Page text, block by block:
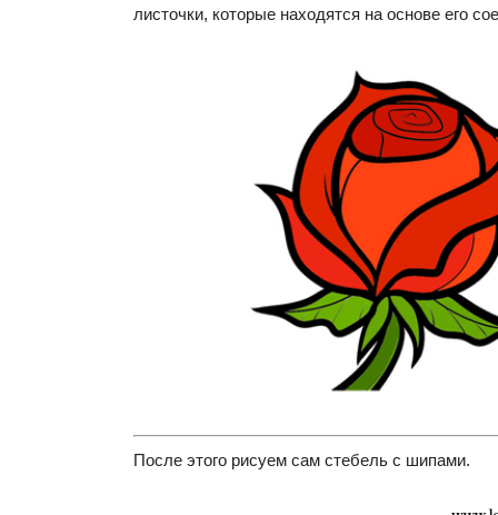
листочки, которые находятся на основе его
После этого рисуем сам стебель с шипами.